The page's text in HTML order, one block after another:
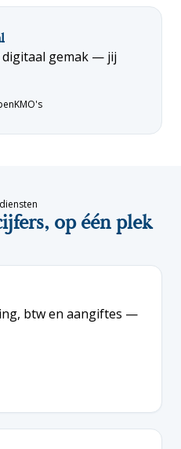
gemak — jij
KMO's
op één plek
btw en aangiftes —